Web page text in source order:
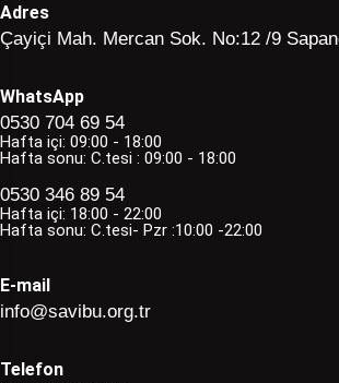
Adres
Çayiçi Mah. Mercan Sok. No:12 /9
WhatsApp
0530 704 69 54
Hafta içi: 09:00 - 18:00
Hafta sonu: C.tesi : 09:00 - 18:00
0530 346 89 54
Hafta içi: 18:00 - 22:00
Hafta sonu: C.tesi- Pzr :10:00 -22:00
E-mail
info@savibu.org.tr
Telefon